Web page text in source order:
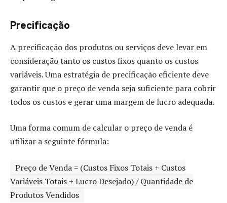
Precificação
A precificação dos produtos ou serviços deve levar em
consideração tanto os custos fixos quanto os custos
variáveis. Uma estratégia de precificação eficiente deve
garantir que o preço de venda seja suficiente para cobrir
todos os custos e gerar uma margem de lucro adequada.
Uma forma comum de calcular o preço de venda é
utilizar a seguinte fórmula:
Preço de Venda = (Custos Fixos Totais + Custos
Variáveis Totais + Lucro Desejado) / Quantidade de
Produtos Vendidos